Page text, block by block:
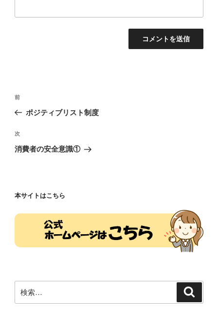
投
ビ
ゲ
ン
前
の
稿
前
ポジティブリスト制度
次
の
次
消費者の安全意識①
本サイトはこちら
索: